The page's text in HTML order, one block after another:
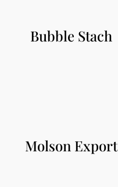
Bubble Stach
Molson Export